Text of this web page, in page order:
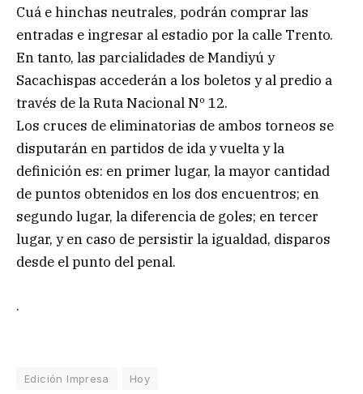
Cuá e hinchas neutrales, podrán comprar las
entradas e ingresar al estadio por la calle Trento.
En tanto, las parcialidades de Mandiyú y
Sacachispas accederán a los boletos y al predio a
través de la Ruta Nacional Nº 12.
Los cruces de eliminatorias de ambos torneos se
disputarán en partidos de ida y vuelta y la
definición es: en primer lugar, la mayor cantidad
de puntos obtenidos en los dos encuentros; en
segundo lugar, la diferencia de goles; en tercer
lugar, y en caso de persistir la igualdad, disparos
desde el punto del penal.
.
Edición Impresa Hoy